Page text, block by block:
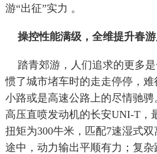
游“出征”实力 。
操控性能满级，全维提升春
踏青郊游，人们追求的更多
惯了城市堵车时的走走停停，
小路或是高速公路上的尽情驰
高压直喷发动机的长安UNI-T，
扭矩为300牛米，匹配7速湿式
途中，动力输出平顺有力；复杂